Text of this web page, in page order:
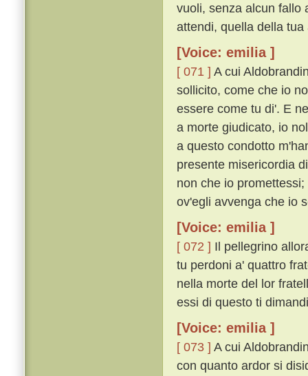
vuoli, senza alcun fallo
attendi, quella della tua
[Voice: emilia ]
[ 071 ] A cui
sollicito, come che io
essere come tu di'. E
a morte giudicato, io
a questo condotto
presente misericordia
non che io
ov'egli avvenga che io
[Voice: emilia ]
[ 072 ] Il pellegrino
tu perdoni a' quattro
nella morte del lor
essi di questo ti
[Voice: emilia ]
[ 073 ] A cui
con quanto ardor si